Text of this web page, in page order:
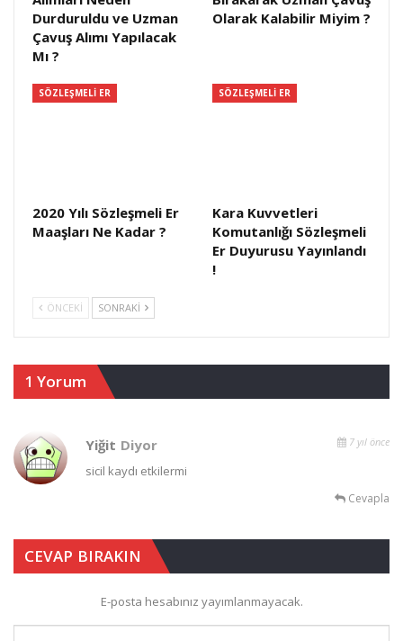
Durduruldu ve Uzman
Çavuş Alımı Yapılacak
Mı ?
Olarak Kalabilir Miyim ?
SÖZLEŞMELI ER
2020 Yılı Sözleşmeli Er
Maaşları Ne Kadar ?
SÖZLEŞMELI ER
Kara Kuvvetleri
Komutanlığı Sözleşmeli
Er Duyurusu Yayınlandı
!
ÖNCEKI SONRAKI
1 Yorum
Yiğit Diyor 7 yıl önce
sicil kaydı etkilermi
Cevapla
CEVAP BIRAKIN
E-posta hesabınız yayımlanmayacak.